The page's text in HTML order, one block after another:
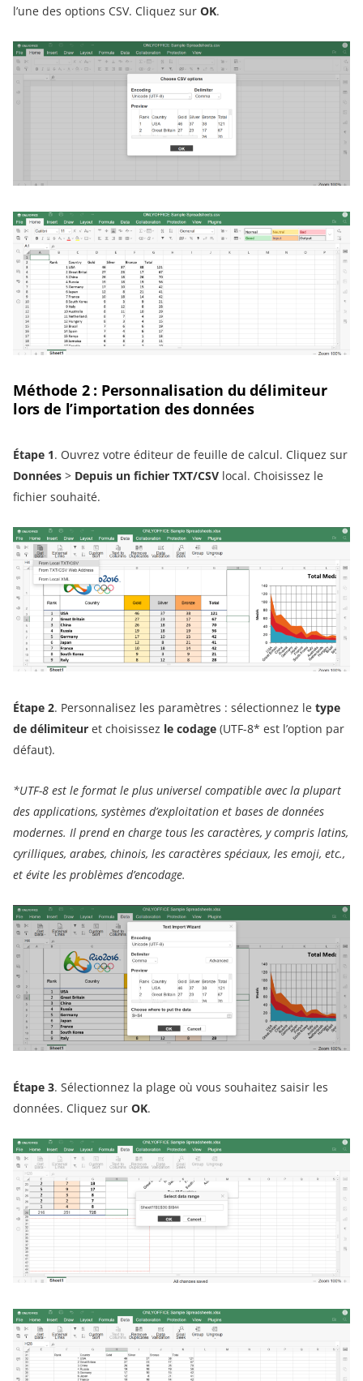
l’une des options CSV. Cliquez sur OK.
Méthode 2 : Personnalisation du délimiteur
lors de l’importation des données
Étape 1. Ouvrez votre éditeur de feuille de calcul. Cliquez sur
Données > Depuis un fichier TXT/CSV local. Choisissez le
fichier souhaité.
Étape 2. Personnalisez les paramètres : sélectionnez le type
de délimiteur et choisissez le codage (UTF-8* est l’option par
défaut).
*UTF-8 est le format le plus universel compatible avec la plupart
des applications, systèmes d’exploitation et bases de données
modernes. Il prend en charge tous les caractères, y compris latins,
cyrilliques, arabes, chinois, les caractères spéciaux, les emoji, etc.,
et évite les problèmes d’encodage.
Étape 3. Sélectionnez la plage où vous souhaitez saisir les
données. Cliquez sur OK.